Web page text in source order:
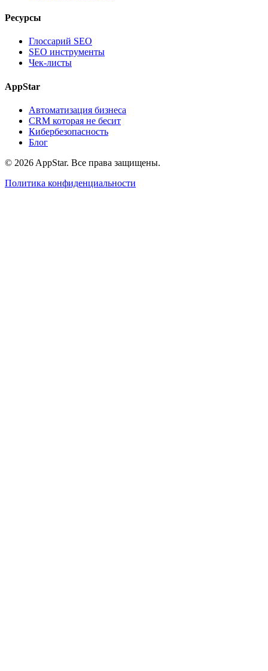
Ресурсы
Глоссарий SEO
SEO инструменты
Чек-листы
AppStar
Автоматизация бизнеса
CRM которая не бесит
Кибербезопасность
Блог
© 2026 AppStar. Все права защищены.
Политика конфиденциальности